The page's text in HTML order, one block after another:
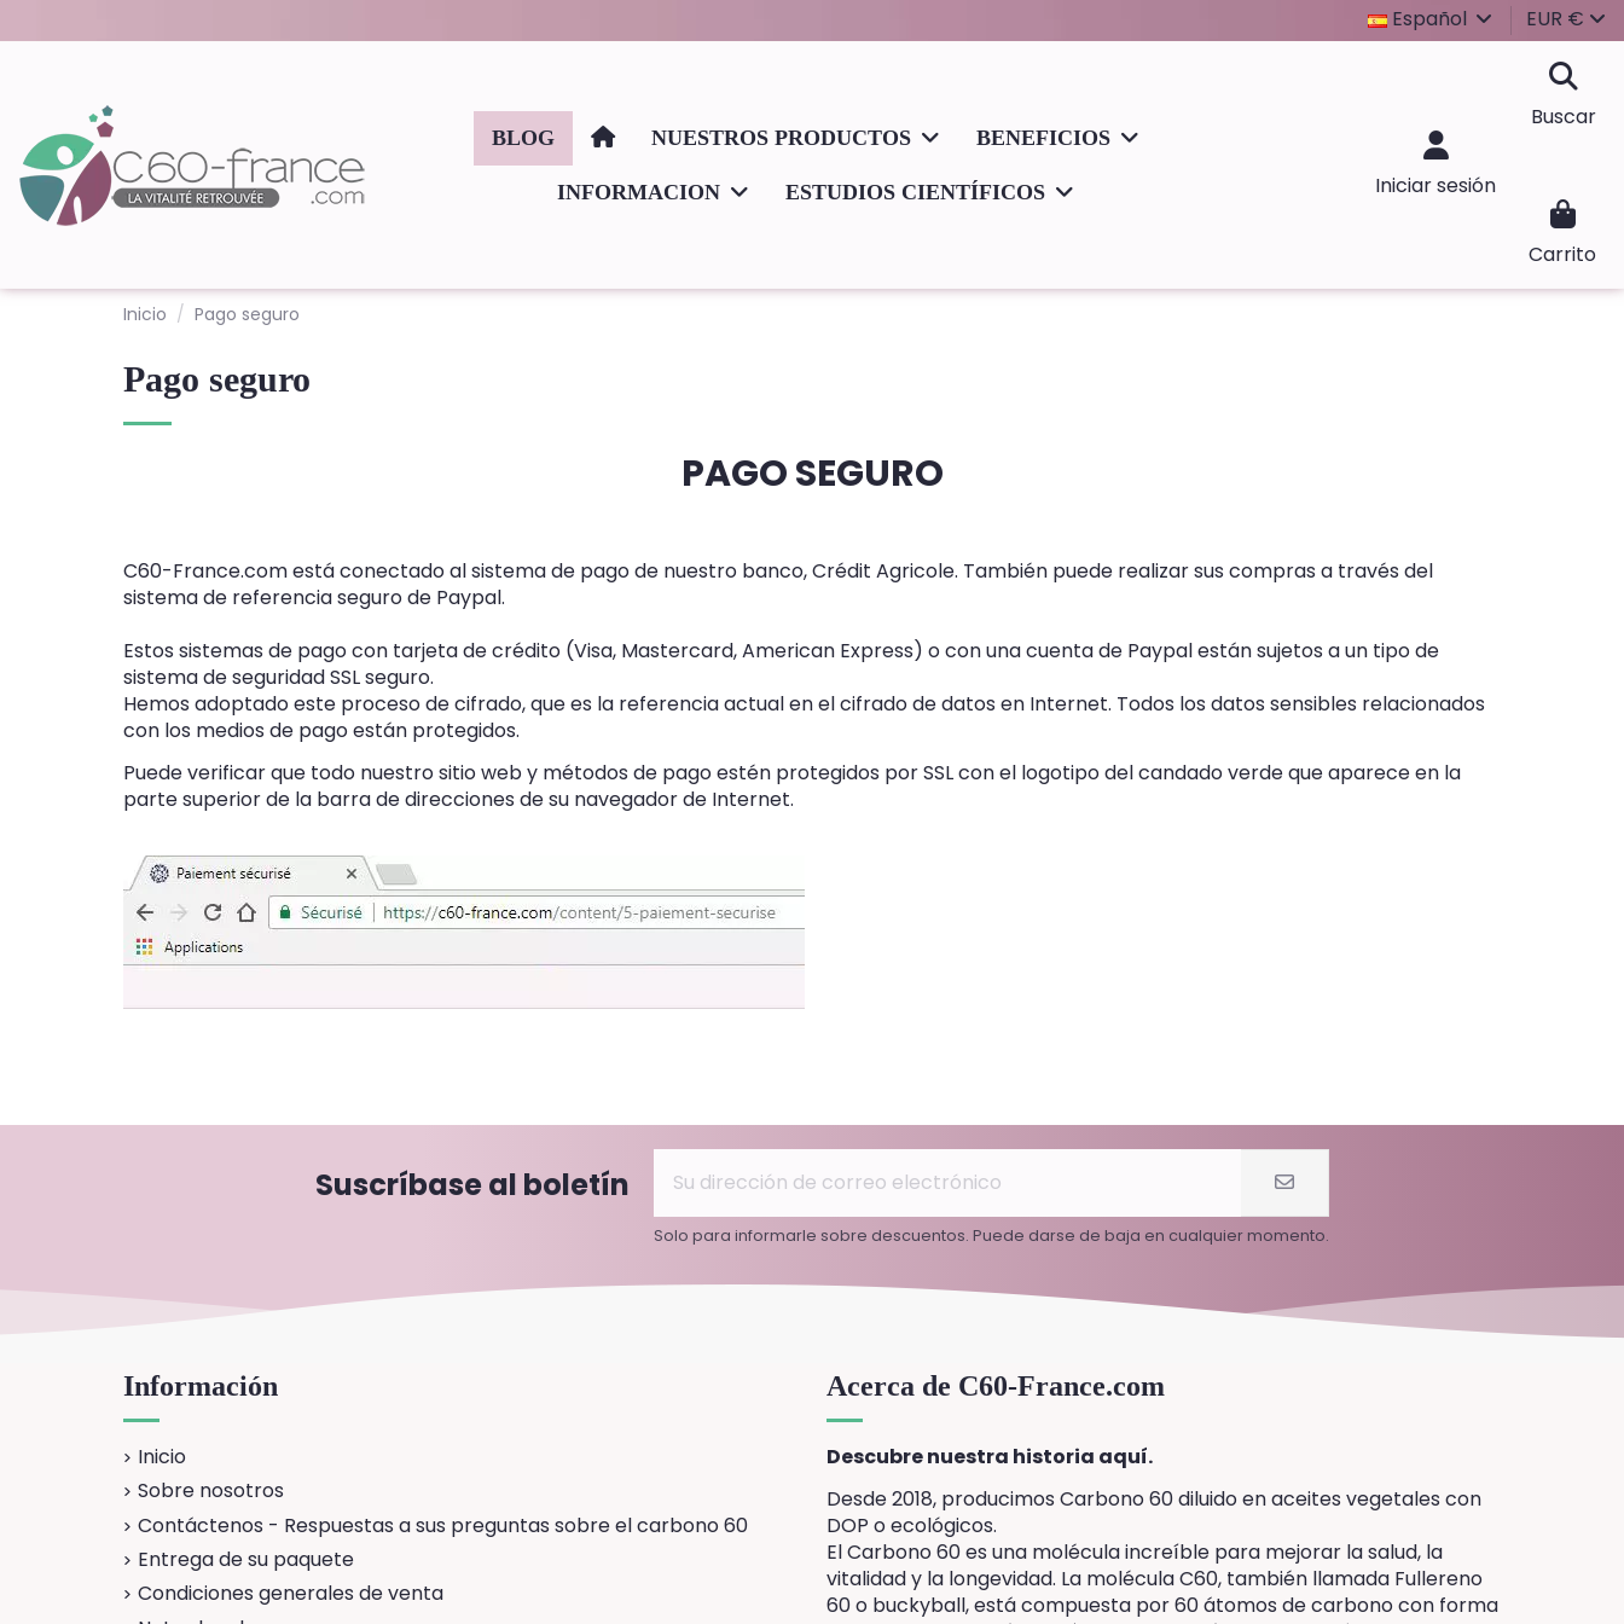
Español EUR €
BLOG NUESTROS PRODUCTOS BENEFICIOS
INFORMACION ESTUDIOS CIENTÍFICOS
Buscar
Iniciar sesión
Carrito
Inicio Pago seguro
Pago seguro
PAGO SEGURO
C60-France.com está conectado al sistema de pago de nuestro banco, Crédit Agricole. También puede realizar sus compras a través del
sistema de referencia seguro de Paypal.
Estos sistemas de pago con tarjeta de crédito (Visa, Mastercard, American Express) o con una cuenta de Paypal están sujetos a un tipo de
sistema de seguridad SSL seguro.
Hemos adoptado este proceso de cifrado, que es la referencia actual en el cifrado de datos en Internet. Todos los datos sensibles relacionados
con los medios de pago están protegidos.
Puede verificar que todo nuestro sitio web y métodos de pago estén protegidos por SSL con el logotipo del candado verde que aparece en la
parte superior de la barra de direcciones de su navegador de Internet.
Suscríbase al boletín
Solo para informarle sobre descuentos. Puede darse de baja en cualquier momento.
Información
Inicio
Sobre nosotros
Contáctenos - Respuestas a sus preguntas sobre el carbono 60
Entrega de su paquete
Condiciones generales de venta
Acerca de C60-France.com
Descubre nuestra historia aquí.
Desde 2018, producimos Carbono 60 diluido en aceites vegetales con
DOP o ecológicos.
El Carbono 60 es una molécula increíble para mejorar la salud, la
vitalidad y la longevidad. La molécula C60, también llamada Fullereno
60 o buckyball, está compuesta por 60 átomos de carbono con forma